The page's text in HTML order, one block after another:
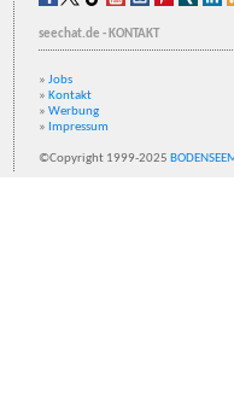
seechat.de - KONTAKT
» Jobs
» Kontakt
» Werbung
» Impressum
©Copyright 1999-2025